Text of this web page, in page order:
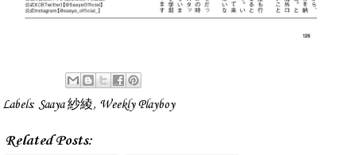
Labels: Saaya 紗綾, Weekly Playboy
Related Posts: